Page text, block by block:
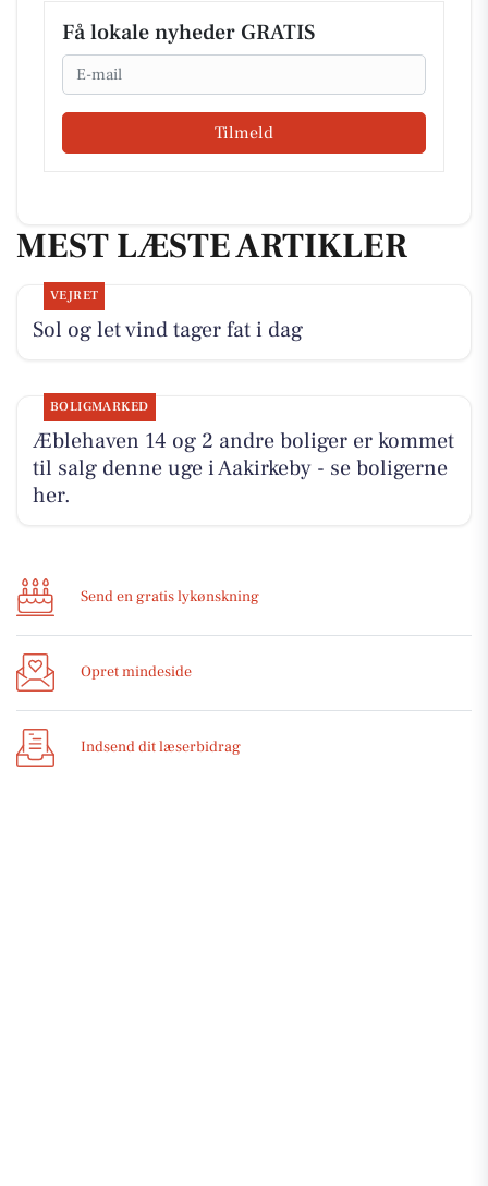
Få lokale nyheder GRATIS
Email
Tilmeld
MEST LÆSTE ARTIKLER
VEJRET
Sol og let vind tager fat i dag
BOLIGMARKED
Æblehaven 14 og 2 andre boliger er kommet
til salg denne uge i Aakirkeby - se boligerne
her.
Send en gratis lykønskning
Opret mindeside
Indsend dit læserbidrag